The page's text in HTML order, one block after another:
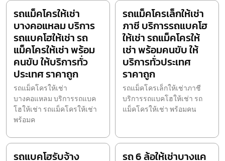
รถแม็คโครให้เช่า
บางคอแหลม บริการ
รถแบคโฮให้เช่า รถ
แม็คโครให้เช่า พร้อม
คนขับ ให้บริการทั่ว
ประเทศ ราคาถูก
รถแม็คโครให้เช่า
บางคอแหลม บริการรถแบค
โฮให้เช่า รถแม็คโครให้เช่า
พร้อมค
รถแม็คโครเล็กให้เช่า
ภาชี บริการรถแบคโฮ
ให้เช่า รถแม็คโครให้
เช่า พร้อมคนขับ ให้
บริการทั่วประเทศ
ราคาถูก
รถแม็คโครเล็กให้เช่าภาชี
บริการรถแบคโฮให้เช่า รถ
แม็คโครให้เช่า พร้อมคน
รถแบคโฮรับจ้าง
รถ 6 ล้อให้เช่าบางแค